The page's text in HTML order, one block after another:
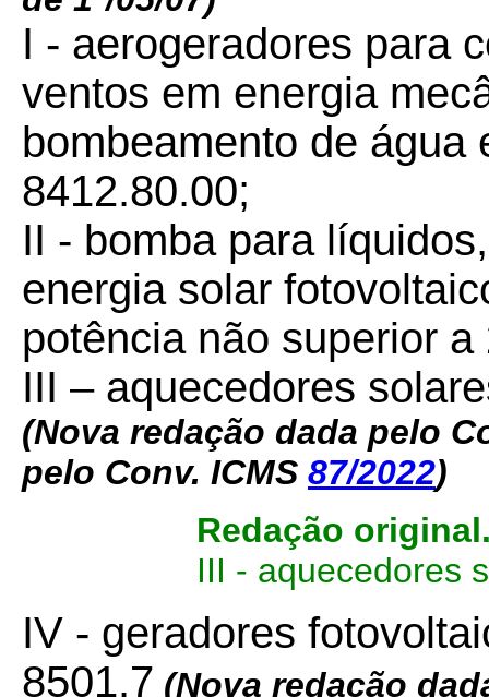
I - aerogeradores para
ventos em energia
bombeamento de água
8412.80.00;
II - bomba para
energia solar
potência não superior
III – aquecedores
(Nova redação dada pelo
pelo Conv. ICMS 87/2022)
Redação
III - aquecedores
IV - geradores
8501.7 (Nova redação